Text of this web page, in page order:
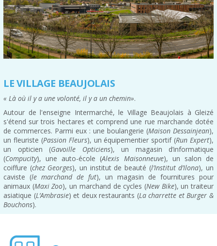
LE VILLAGE BEAUJOLAIS
« Là où il y a une volonté, il y a un chemin».
Autour de l'enseigne Intermarché, le Village Beaujolais à Gleizé
s'étend sur trois hectares et comprend une rue marchande dotée
de commerces. Parmi eux : une boulangerie (Maison Dessainjean),
un fleuriste (Passion Fleurs), un équipementier sportif (Run Expert),
un opticien (Gavoille Opticiens), un magasin d’informatique
(Compucity), une auto-école (Alexis Maisonneuve), un salon de
coiffure (chez Georges), un institut de beauté (l’Institut d’Ilona), un
caviste (le marchand de fut), un magasin de fournitures pour
animaux (Maxi Zoo), un marchand de cycles (New Bike), un traiteur
asiatique (L’Ambrasie) et deux restaurants (La charrette et Burger &
Bouchons).